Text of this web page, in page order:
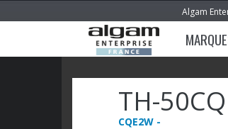
Algam
TH-
CQE2W -